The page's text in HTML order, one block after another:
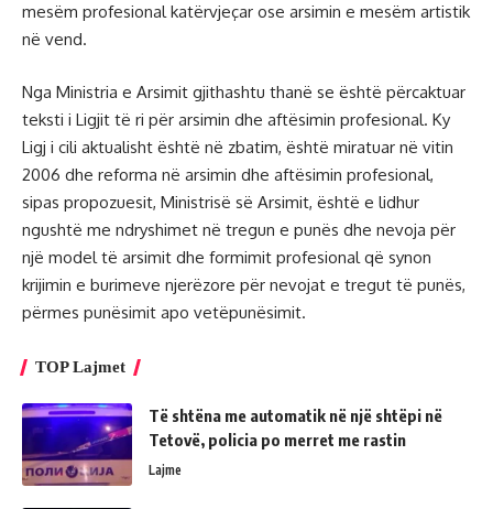
mesëm profesional katërvjeçar ose arsimin e mesëm artistik
në vend.
Nga Ministria e Arsimit gjithashtu thanë se është përcaktuar
teksti i Ligjit të ri për arsimin dhe aftësimin profesional. Ky
Ligj i cili aktualisht është në zbatim, është miratuar në vitin
2006 dhe reforma në arsimin dhe aftësimin profesional,
sipas propozuesit, Ministrisë së Arsimit, është e lidhur
ngushtë me ndryshimet në tregun e punës dhe nevoja për
një model të arsimit dhe formimit profesional që synon
krijimin e burimeve njerëzore për nevojat e tregut të punës,
përmes punësimit apo vetëpunësimit.
TOP Lajmet
Të shtëna me automatik në një shtëpi në
Tetovë, policia po merret me rastin
Lajme